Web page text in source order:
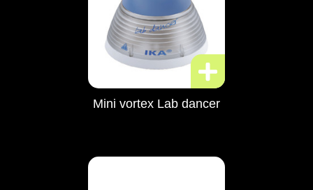
Mini vortex Lab dancer